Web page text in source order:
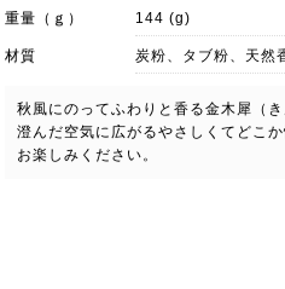
重量（ｇ） 144 (g)
材質 炭粉、タブ粉、天然
秋風にのってふわりと香る金木犀（き
澄んだ空気に広がるやさしくてどこ
お楽しみください。